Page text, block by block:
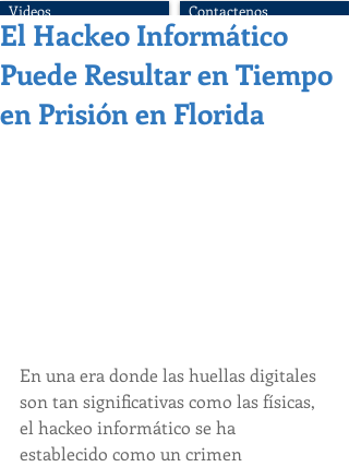
Videos
Contactenos
El Hackeo Informático
Puede Resultar en Tiempo
en Prisión en Florida
En una era donde las huellas digitales
son tan significativas como las físicas,
el hackeo informático se ha
establecido como un crimen